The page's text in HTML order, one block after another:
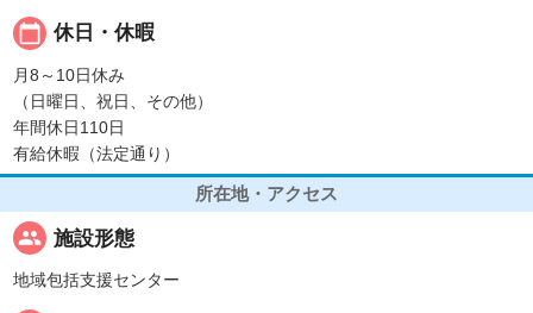
calendar_today 休日・休暇
月8～10日休み
（日曜日、祝日、その他）
年間休日110日
有給休暇（法定通り）
所在地・アクセス
people 施設形態
地域包括支援センター